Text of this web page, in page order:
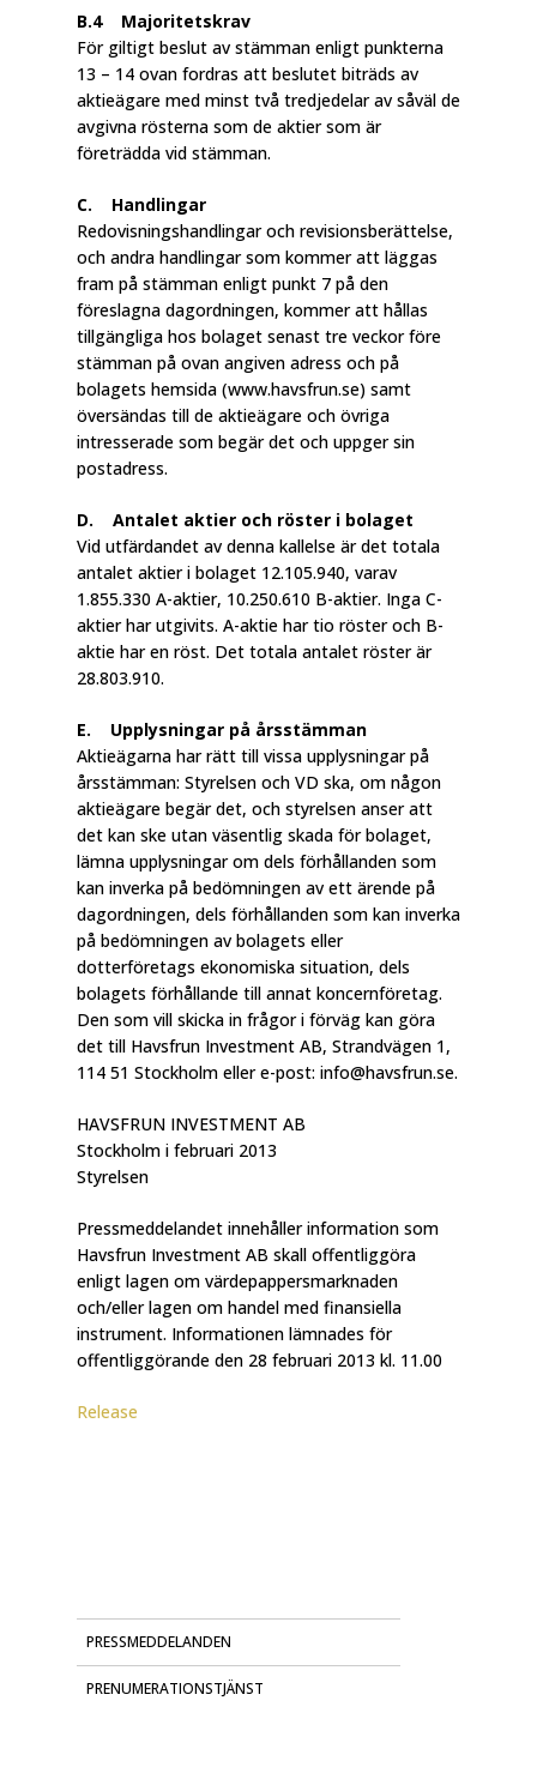
B.4 Majoritetskrav
För giltigt beslut av stämman enligt punkterna
13 – 14 ovan fordras att beslutet biträds av
aktieägare med minst två tredjedelar av såväl de
avgivna rösterna som de aktier som är
företrädda vid stämman.
C. Handlingar
Redovisningshandlingar och revisionsberättelse,
och andra handlingar som kommer att läggas
fram på stämman enligt punkt 7 på den
föreslagna dagordningen, kommer att hållas
tillgängliga hos bolaget senast tre veckor före
stämman på ovan angiven adress och på
bolagets hemsida (www.havsfrun.se) samt
översändas till de aktieägare och övriga
intresserade som begär det och uppger sin
postadress.
D. Antalet aktier och röster i bolaget
Vid utfärdandet av denna kallelse är det totala
antalet aktier i bolaget 12.105.940, varav
1.855.330 A-aktier, 10.250.610 B-aktier. Inga C-
aktier har utgivits. A-aktie har tio röster och B-
aktie har en röst. Det totala antalet röster är
28.803.910.
E. Upplysningar på årsstämman
Aktieägarna har rätt till vissa upplysningar på
årsstämman: Styrelsen och VD ska, om någon
aktieägare begär det, och styrelsen anser att
det kan ske utan väsentlig skada för bolaget,
lämna upplysningar om dels förhållanden som
kan inverka på bedömningen av ett ärende på
dagordningen, dels förhållanden som kan inverka
på bedömningen av bolagets eller
dotterföretags ekonomiska situation, dels
bolagets förhållande till annat koncernföretag.
Den som vill skicka in frågor i förväg kan göra
det till Havsfrun Investment AB, Strandvägen 1,
114 51 Stockholm eller e-post: info@havsfrun.se.
HAVSFRUN INVESTMENT AB
Stockholm i februari 2013
Styrelsen
Pressmeddelandet innehåller information som
Havsfrun Investment AB skall offentliggöra
enligt lagen om värdepappersmarknaden
och/eller lagen om handel med finansiella
instrument. Informationen lämnades för
offentliggörande den 28 februari 2013 kl. 11.00
Release
PRESSMEDDELANDEN
PRENUMERATIONSTJÄNST